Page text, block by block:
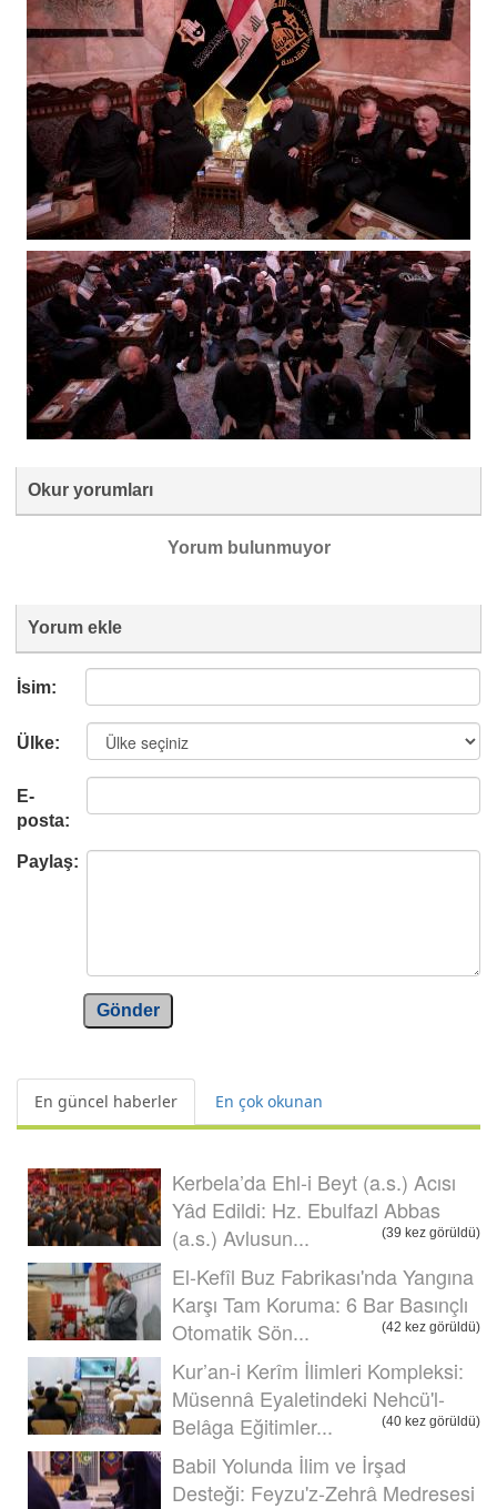
Okur yorumları
Yorum bulunmuyor
Yorum ekle
İsim:
Ülke:
E-
posta:
Paylaş:
Gönder
En güncel haberler En çok okunan
Kerbela’da Ehl-i Beyt (a.s.) Acısı
Yâd Edildi: Hz. Ebulfazl Abbas
(a.s.) Avlusun...
(39 kez görüldü)
El-Kefîl Buz Fabrikası'nda Yangına
Karşı Tam Koruma: 6 Bar Basınçlı
Otomatik Sön...
(42 kez görüldü)
Kur’an-i Kerîm İlimleri Kompleksi:
Müsennâ Eyaletindeki Nehcü'l-
Belâga Eğitimler...
(40 kez görüldü)
Babil Yolunda İlim ve İrşad
Desteği: Feyzu'z-Zehrâ Medresesi